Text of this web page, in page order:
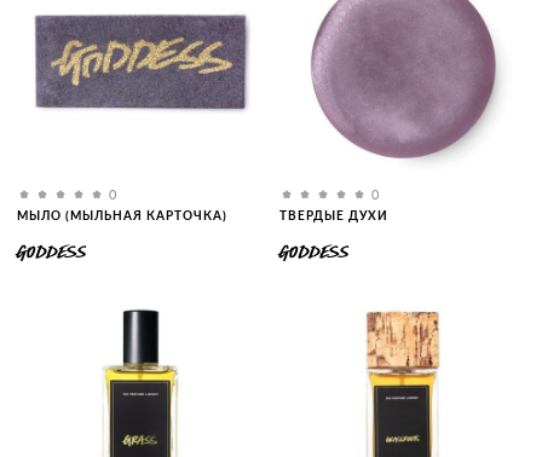
0
МЫЛО (МЫЛЬНАЯ КАРТОЧКА)
GODDESS
0
ТВЕРДЫЕ ДУХИ
GODDESS